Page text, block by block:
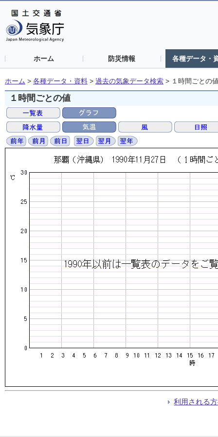
ホーム 防災情報 各種データ・
ホーム > 各種データ・資料 > 過去の気象データ検索 > １時間ごとの
１時間ごとの値
利用される